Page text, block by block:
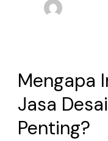
Mengapa
Jasa
Penting?
Mengapa
Investasi
pada